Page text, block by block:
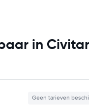
in
Geen tarieven